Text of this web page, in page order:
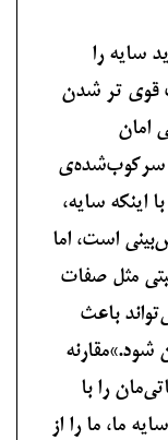
سایه را
قوی تر شدن
امان
سرکوب‌شده‌ی
اینکه سایه،
است، اما
مثل صفات
باعث
شود.»مقارنه
را با
ما، ما را از